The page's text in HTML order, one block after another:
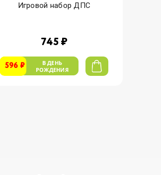
Игровой набор ДПС
745 ₽
596 ₽
В ДЕНЬ
РОЖДЕНИЯ